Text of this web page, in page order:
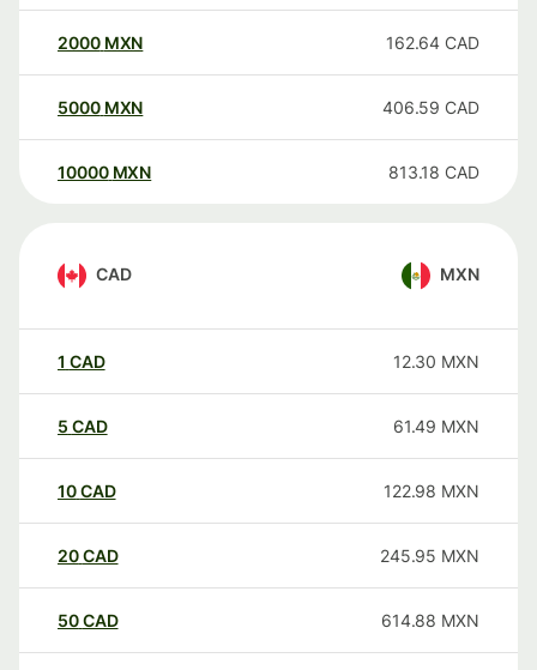
2000 MXN 162.64 CAD
5000 MXN 406.59 CAD
10000 MXN 813.18 CAD
CAD MXN
1 CAD 12.30 MXN
5 CAD 61.49 MXN
10CAD 122.98 MXN
20CAD 245.95 MXN
50CAD 614.88 MXN